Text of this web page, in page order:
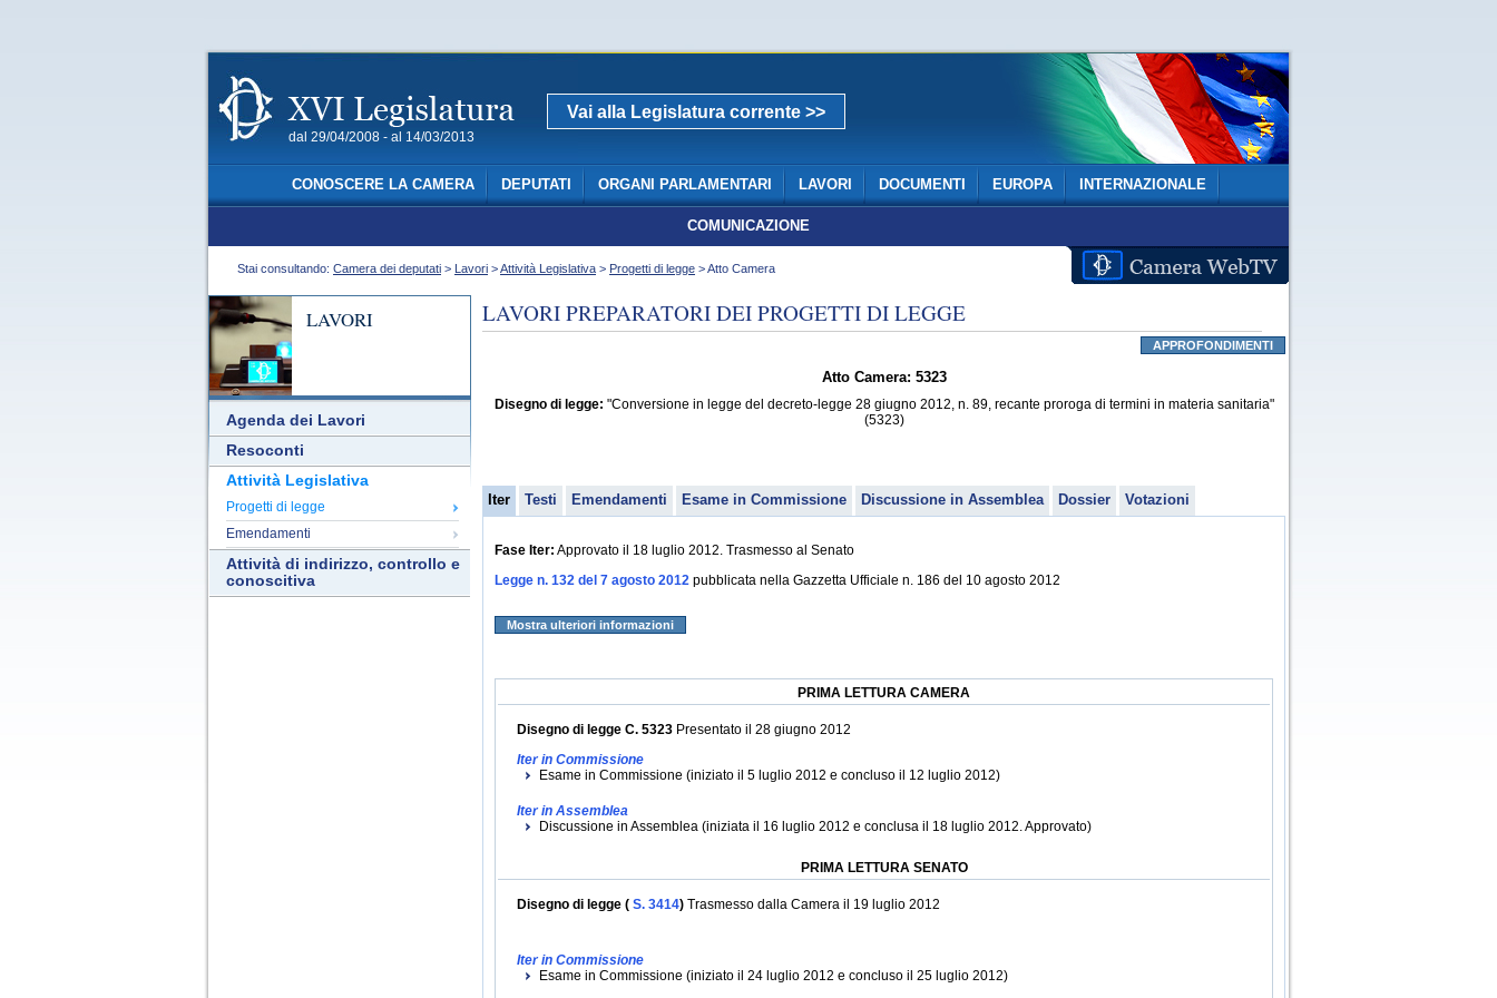
dal 29/04/2008 - al 14/03/2013
Vai alla Legislatura corrente >>
CONOSCERE LA CAMERA DEPUTATI ORGANI PARLAMENTARI LAVORI DOCUMENTI EUROPA INTERNAZIONALE
COMUNICAZIONE
Stai consultando: Camera dei deputati > Lavori >Attività Legislativa > Progetti di legge > Atto Camera
LAVORI
Agenda dei Lavori
Resoconti
Attività Legislativa
Progetti di legge
Emendamenti
Attività di indirizzo, controllo e
conoscitiva
LAVORI PREPARATORI DEI PROGETTI DI LEGGE
APPROFONDIMENTI
Atto Camera: 5323
Disegno di legge: "Conversione in legge del decreto-legge 28 giugno 2012, n. 89, recante proroga di termini in materia sanitaria"
(5323)
Iter Testi Emendamenti Esame in Commissione Discussione in Assemblea Dossier Votazioni
Fase Iter: Approvato il 18 luglio 2012. Trasmesso al Senato
Legge n. 132 del 7 agosto 2012 pubblicata nella Gazzetta Ufficiale n. 186 del 10 agosto 2012
Mostra ulteriori informazioni
PRIMA LETTURA CAMERA
Disegno di legge C. 5323 Presentato il 28 giugno 2012
Iter in Commissione
Esame in Commissione (iniziato il 5 luglio 2012 e concluso il 12 luglio 2012)
Iter in Assemblea
Discussione in Assemblea (iniziata il 16 luglio 2012 e conclusa il 18 luglio 2012. Approvato)
PRIMA LETTURA SENATO
Disegno di legge ( S. 3414) Trasmesso dalla Camera il 19 luglio 2012
Iter in Commissione
Esame in Commissione (iniziato il 24 luglio 2012 e concluso il 25 luglio 2012)